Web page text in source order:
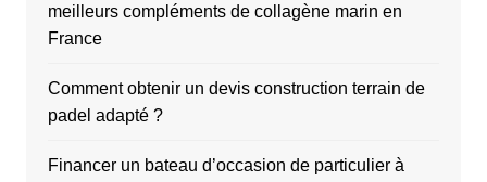
meilleurs compléments de collagène marin en
France
Comment obtenir un devis construction terrain de
padel adapté ?
Financer un bateau d’occasion de particulier à